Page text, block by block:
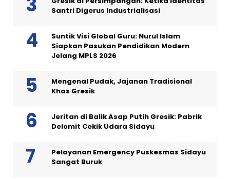
Santri Digerus Industrialisasi
Suntik Visi Global Guru: Nurul Islam
Siapkan Pasukan Pendidikan Modern
Jelang MPLS 2026
Mengenal Pudak, Jajanan Tradisional
Khas Gresik
Jeritan di Balik Asap Putih Gresik: Pabrik
Delomit Cekik Udara Sidayu
Pelayanan Emergency Puskesmas Sidayu
Sangat Buruk